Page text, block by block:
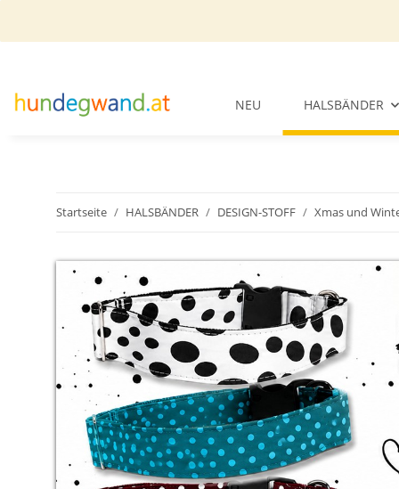
NEU HALSBÄNDER
Startseite HALSBÄNDER DESIGN-STOFF Xmas und